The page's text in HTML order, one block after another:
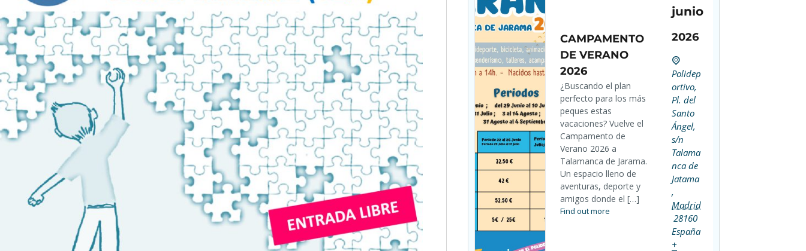
CAMPAMENTO
DE VERANO
2026
¿Buscando el plan
perfecto para los más
peques estas
vacaciones? Vuelve el
Campamento de
Verano 2026 a
Talamanca de Jarama.
Un espacio lleno de
aventuras, deporte y
amigos donde el […]
Find out more
junio
2026
Polidep
ortivo,
Pl. del
Santo
Ángel,
s/n
Talama
nca de
Jatama
,
Madrid
28160
España
+